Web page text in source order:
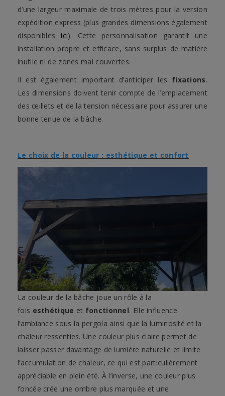
d’une largeur maximale de trois mètres pour la version
expédition express (plus grandes dimensions également
disponibles ici). Cette personnalisation garantit une
installation propre et efficace, sans surplus de matière
inutile ni de zones mal couvertes.
Il est également important d’anticiper les fixations.
Les dimensions doivent tenir compte de l’emplacement
des œillets et de la tension nécessaire pour assurer une
bonne tenue de la bâche.
Le choix de la couleur : esthétique et confort
La couleur de la bâche joue un rôle à la
fois esthétique et fonctionnel. Elle influence
l’ambiance sous la pergola ainsi que la luminosité et la
chaleur ressenties. Une couleur plus claire permet de
laisser passer davantage de lumière naturelle et limite
l’accumulation de chaleur, ce qui est particulièrement
appréciable en plein été. À l’inverse, une couleur plus
foncée crée une ombre plus marquée et une